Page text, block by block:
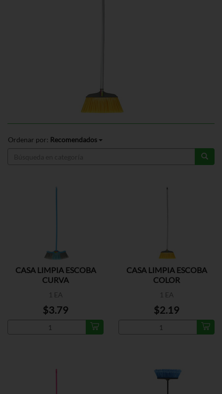
Ordenar por: Recomendados
CASA LIMPIA ESCOBA
CURVA
1 EA
$3.79
CASA LIMPIA ESCOBA
COLOR
1 EA
$2.19